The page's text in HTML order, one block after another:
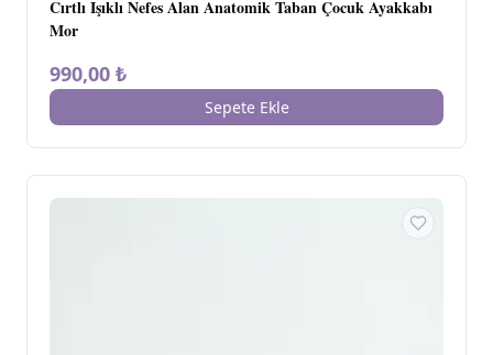
Cırtlı Işıklı Nefes Alan Anatomik Taban Çocuk Ayakkabı
Mor
990,00 ₺
Sepete Ekle